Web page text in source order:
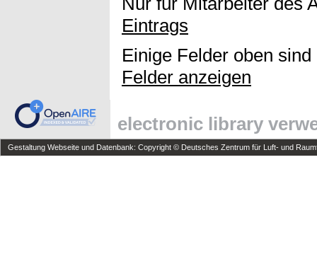
Eintrags
Einige Felder oben
Felder anzeigen
electronic library
Gestaltung Webseite und Datenbank: Copyright © Deutsches Zentrum für Luft- und